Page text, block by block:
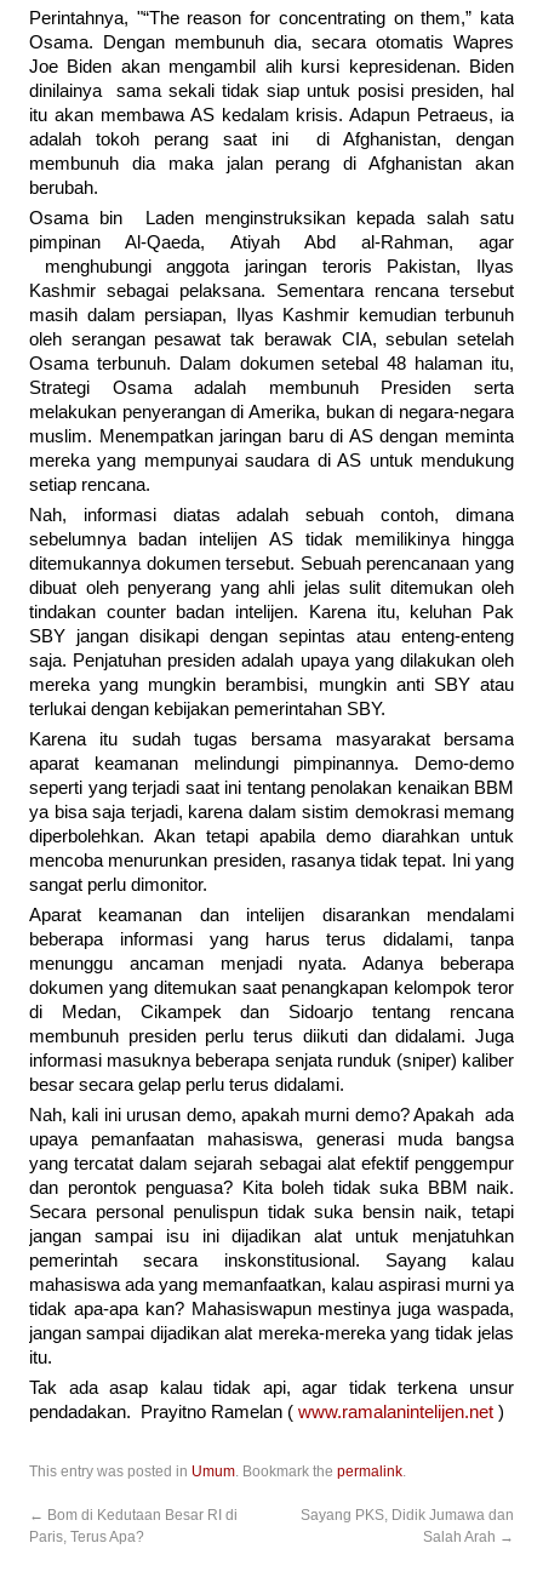
Perintahnya, "“The reason for concentrating on them,” kata
Osama. Dengan membunuh dia, secara otomatis Wapres
Joe Biden akan mengambil alih kursi kepresidenan. Biden
dinilainya sama sekali tidak siap untuk posisi presiden, hal
itu akan membawa AS kedalam krisis. Adapun Petraeus, ia
adalah tokoh perang saat ini di Afghanistan, dengan
membunuh dia maka jalan perang di Afghanistan akan
berubah.
Osama bin Laden menginstruksikan kepada salah satu
pimpinan Al-Qaeda, Atiyah Abd al-Rahman, agar
menghubungi anggota jaringan teroris Pakistan, Ilyas
Kashmir sebagai pelaksana. Sementara rencana tersebut
masih dalam persiapan, Ilyas Kashmir kemudian terbunuh
oleh serangan pesawat tak berawak CIA, sebulan setelah
Osama terbunuh. Dalam dokumen setebal 48 halaman itu,
Strategi Osama adalah membunuh Presiden serta
melakukan penyerangan di Amerika, bukan di negara-negara
muslim. Menempatkan jaringan baru di AS dengan meminta
mereka yang mempunyai saudara di AS untuk mendukung
setiap rencana.
Nah, informasi diatas adalah sebuah contoh, dimana
sebelumnya badan intelijen AS tidak memilikinya hingga
ditemukannya dokumen tersebut. Sebuah perencanaan yang
dibuat oleh penyerang yang ahli jelas sulit ditemukan oleh
tindakan counter badan intelijen. Karena itu, keluhan Pak
SBY jangan disikapi dengan sepintas atau enteng-enteng
saja. Penjatuhan presiden adalah upaya yang dilakukan oleh
mereka yang mungkin berambisi, mungkin anti SBY atau
terlukai dengan kebijakan pemerintahan SBY.
Karena itu sudah tugas bersama masyarakat bersama
aparat keamanan melindungi pimpinannya. Demo-demo
seperti yang terjadi saat ini tentang penolakan kenaikan BBM
ya bisa saja terjadi, karena dalam sistim demokrasi memang
diperbolehkan. Akan tetapi apabila demo diarahkan untuk
mencoba menurunkan presiden, rasanya tidak tepat. Ini yang
sangat perlu dimonitor.
Aparat keamanan dan intelijen disarankan mendalami
beberapa informasi yang harus terus didalami, tanpa
menunggu ancaman menjadi nyata. Adanya beberapa
dokumen yang ditemukan saat penangkapan kelompok teror
di Medan, Cikampek dan Sidoarjo tentang rencana
membunuh presiden perlu terus diikuti dan didalami. Juga
informasi masuknya beberapa senjata runduk (sniper) kaliber
besar secara gelap perlu terus didalami.
Nah, kali ini urusan demo, apakah murni demo? Apakah ada
upaya pemanfaatan mahasiswa, generasi muda bangsa
yang tercatat dalam sejarah sebagai alat efektif penggempur
dan perontok penguasa? Kita boleh tidak suka BBM naik.
Secara personal penulispun tidak suka bensin naik, tetapi
jangan sampai isu ini dijadikan alat untuk menjatuhkan
pemerintah secara inskonstitusional. Sayang kalau
mahasiswa ada yang memanfaatkan, kalau aspirasi murni ya
tidak apa-apa kan? Mahasiswapun mestinya juga waspada,
jangan sampai dijadikan alat mereka-mereka yang tidak jelas
itu.
Tak ada asap kalau tidak api, agar tidak terkena unsur
pendadakan. Prayitno Ramelan ( www.ramalanintelijen.net )
This entry was posted in Umum. Bookmark the permalink.
← Bom di Kedutaan Besar RI di
Paris, Terus Apa?
Sayang PKS, Didik Jumawa dan
Salah Arah →